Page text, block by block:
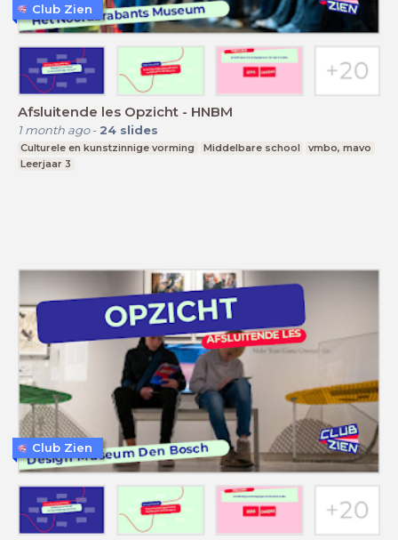
Afsluitende les Opzicht - HNBM
1 month ago- 24 slides
Culturele en kunstzinnige vorming Middelbare school
vmbo, mavo
Leerjaar 3
Club Zien
Club Zien